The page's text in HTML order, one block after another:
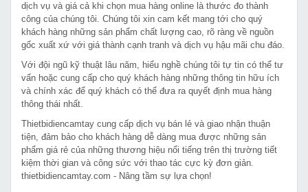
dịch vụ và giá cả khi chọn mua hàng online là thước đo thành
công của chúng tôi. Chúng tôi xin cam kết mang tới cho quý
khách hàng những sản phẩm chất lượng cao, rõ ràng về nguồn
gốc xuất xứ với giá thành cạnh tranh và dịch vụ hậu mãi chu đáo.
Với đội ngũ kỹ thuật lâu năm, hiểu nghề chúng tôi tự tin có thể tư
vấn hoặc cung cấp cho quý khách hàng những thông tin hữu ích
và chính xác để quý khách có thể đưa ra quyết định mua hàng
thông thái nhất.
Thietbidiencamtay cung cấp dịch vụ bán lẻ và giao nhận thuận
tiện, đảm bảo cho khách hàng dễ dàng mua được những sản
phẩm giá rẻ của những thương hiệu nổi tiếng trên thị trường tiết
kiệm thời gian và công sức với thao tác cực kỳ đơn giản.
thietbidiencamtay.com - Nâng tầm sự lựa chọn!